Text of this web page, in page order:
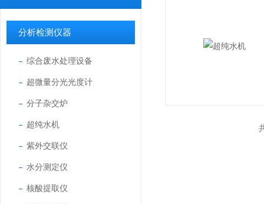
分析检测仪器
综合废水处理设备
超微量分光光度计
分子杂交炉
超纯水机
紫外交联仪
水分测定仪
核酸提取仪